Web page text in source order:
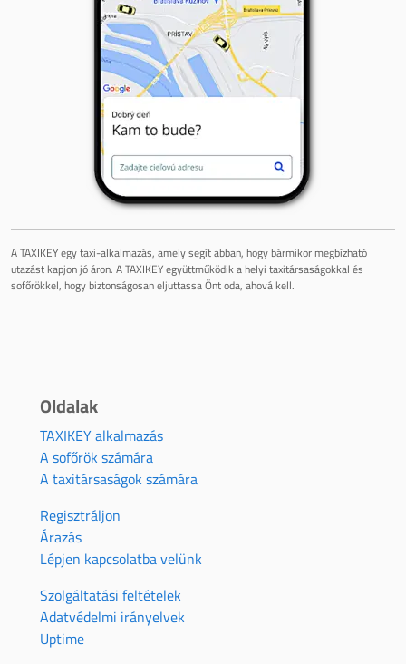
A TAXIKEY egy taxi-alkalmazás, amely segít abban, hogy bármikor megbízható
utazást kapjon jó áron. A TAXIKEY együttműködik a helyi taxitársaságokkal és
sofőrökkel, hogy biztonságosan eljuttassa Önt oda, ahová kell.
Oldalak
TAXIKEY alkalmazás
A sofőrök számára
A taxitársaságok számára
Regisztráljon
Árazás
Lépjen kapcsolatba velünk
Szolgáltatási feltételek
Adatvédelmi irányelvek
Uptime